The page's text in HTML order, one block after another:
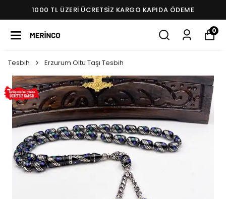
1000 TL ÜZERI ÜCRETSIZ KARGO KAPIDA ÖDEME
0
Tesbih Erzurum Oltu Taşı Tesbih